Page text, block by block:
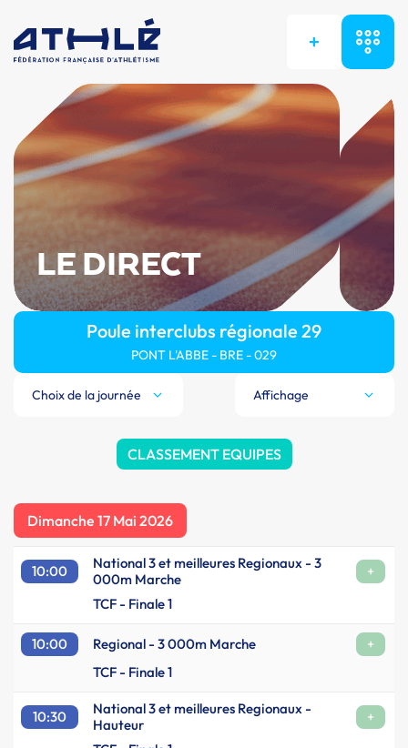
+
LE DIRECT
Poule interclubs régionale 29
PONT L'ABBE - BRE - 029
Choix de la journée Affichage
CLASSEMENT EQUIPES
Dimanche 17 Mai 2026
10:00
National 3 et meilleures Regionaux - 3
000m Marche
+
TCF - Finale 1
10:00 Regional - 3 000m Marche
+
TCF - Finale 1
10:30
National 3 et meilleures Regionaux -
Hauteur
+